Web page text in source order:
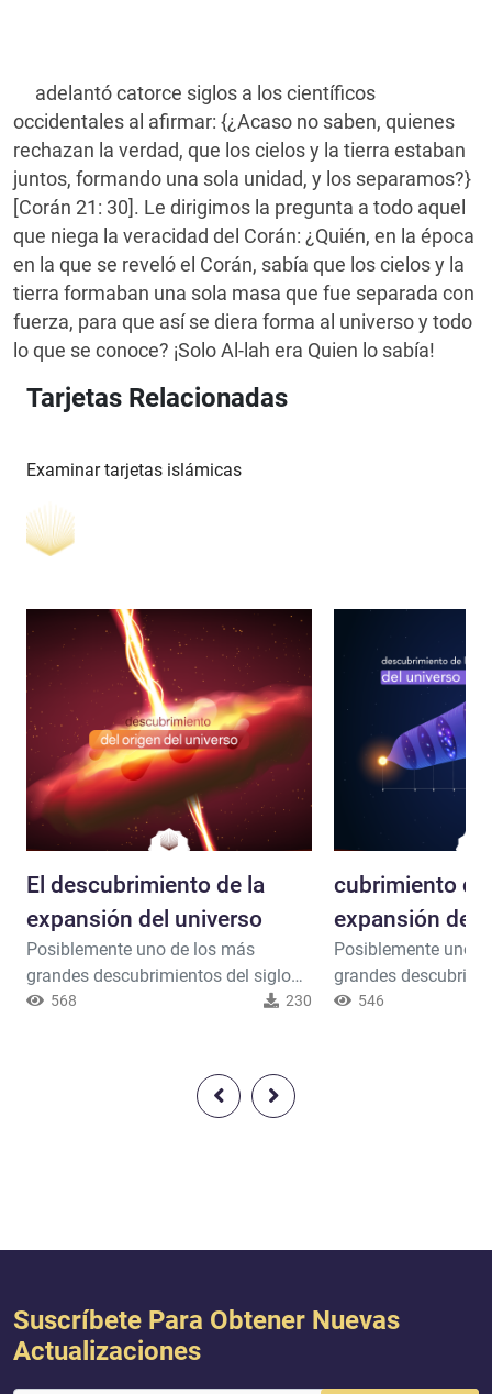
adelantó catorce siglos a los científicos
occidentales al afirmar: {¿Acaso no saben, quienes
rechazan la verdad, que los cielos y la tierra estaban
juntos, formando una sola unidad, y los separamos?}
[Corán 21: 30]. Le dirigimos la pregunta a todo aquel
que niega la veracidad del Corán: ¿Quién, en la época
en la que se reveló el Corán, sabía que los cielos y la
tierra formaban una sola masa que fue separada con
fuerza, para que así se diera forma al universo y todo
lo que se conoce? ¡Solo Al-lah era Quien lo sabía!
Tarjetas Relacionadas
Examinar tarjetas islámicas
El descubrimiento de la
expansión del universo
Posiblemente uno de los más
grandes descubrimientos del siglo
XX (premio Nobel) es el
notaron que las galaxias se alejan
una de otras a velocidades enormes,
568 230
cubrimiento de
expansión del
Posiblemente uno
grandes
XX (premio Nobel)
546
Suscríbete Para Obtener Nuevas
Actualizaciones